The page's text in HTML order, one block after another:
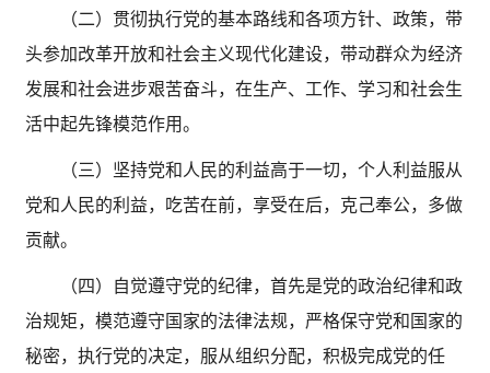
（二）贯彻执行党的基本路线和各项方针、政策，带
头参加改革开放和社会主义现代化建设，带动群众为经济
发展和社会进步艰苦奋斗，在生产、工作、学习和社会生
活中起先锋模范作用。
（三）坚持党和人民的利益高于一切，个人利益服从
党和人民的利益，吃苦在前，享受在后，克己奉公，多做
贡献。
（四）自觉遵守党的纪律，首先是党的政治纪律和政
治规矩，模范遵守国家的法律法规，严格保守党和国家的
秘密，执行党的决定，服从组织分配，积极完成党的任